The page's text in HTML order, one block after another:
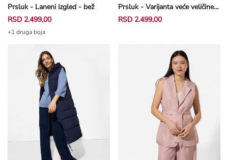
Prsluk - Laneni izgled - bež
RSD 2.499,00
+1 druga boja
Prsluk - Varijanta veće veličine - tamnoplava
RSD 2.499,00